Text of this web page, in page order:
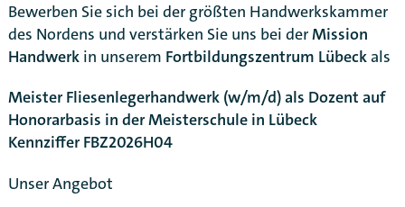
Bewerben Sie sich bei der größten Handwerkskammer
des Nordens und verstärken Sie uns bei derMission
Handwerkin unserem Fortbildungszentrum Lübeckals
Meister Fliesenlegerhandwerk (w/m/d) als Dozent auf
Honorarbasis in der Meisterschule in Lübeck
Kennziffer FBZ2026H04
Unser Angebot